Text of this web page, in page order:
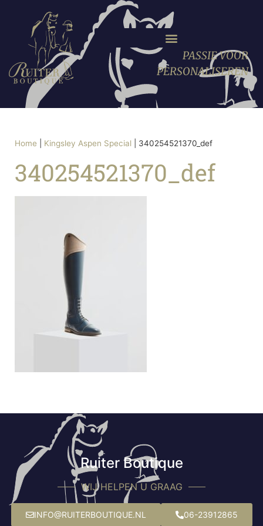
PASSIE VOOR
PERSONALISEREN
Home Kingsley Aspen Special 340254521370_def
340254521370_def
Ruiter Boutique
WIJ HELPEN U GRAAG
INFO@RUITERBOUTIQUE.NL 06-23912865